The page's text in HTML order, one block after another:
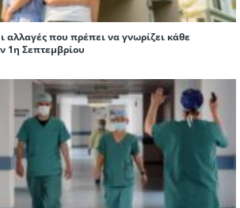
αλλαγές που πρέπει να γνωρίζει κάθε
1η Σεπτεμβρίου